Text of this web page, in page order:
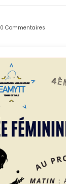
0 Commentaires